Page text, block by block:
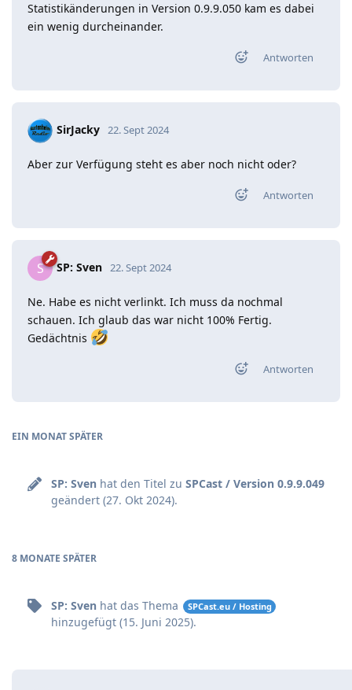
Statistikänderungen in Version 0.9.9.050 kam es dabei
ein wenig durcheinander.
Antworten
SirJacky 22. Sept 2024
Aber zur Verfügung steht es aber noch nicht oder?
Antworten
S SP: Sven 22. Sept 2024
Ne. Habe es nicht verlinkt. Ich muss da nochmal
schauen. Ich glaub das war nicht 100% Fertig.
Gedächtnis
Antworten
EIN MONATSPÄTER
SP: Sven hat den Titel zu SPCast / Version 0.9.9.049
geändert (27. Okt 2024).
8 MONATE SPÄTER
SP: Sven hat das Thema SPCast.eu / Hosting
hinzugefügt (15. Juni 2025).